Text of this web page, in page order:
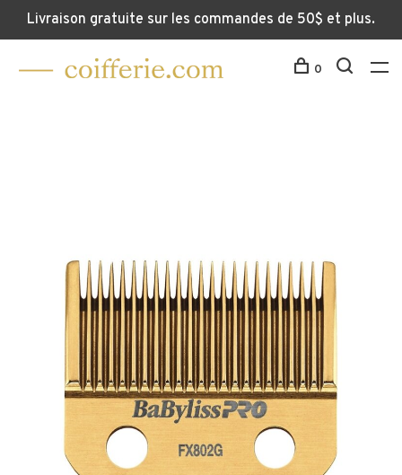
Livraison gratuite sur les commandes de 50$ et plus.
0